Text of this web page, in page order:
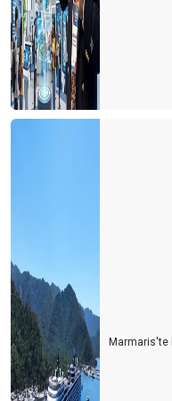
Marmaris'te